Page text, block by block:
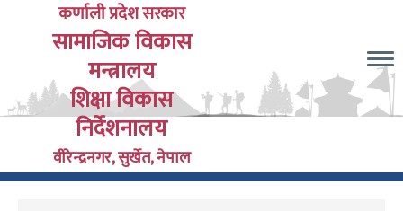
content
कर्णाली प्रदेश सरकार
सामाजिक विकास
मन्त्रालय
शिक्षा विकास
निर्देशनालय
वीरेन्द्रनगर, सुर्खेत, नेपाल